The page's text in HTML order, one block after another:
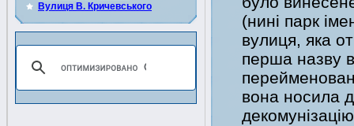
Вулиця В. Кричевського
(нині парк
вулиця, яка
перша назву
вона носила